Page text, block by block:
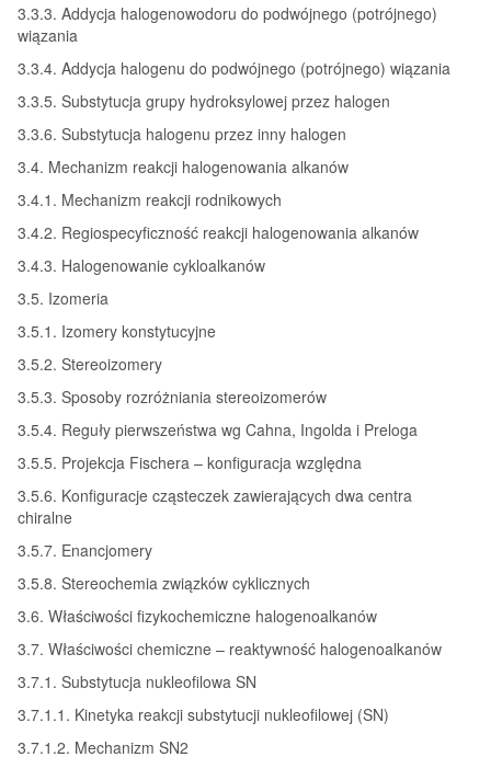
3.3.3. Addycja halogenowodoru do podwójnego (potrójnego)
wiązania
3.3.4. Addycja halogenu do podwójnego (potrójnego) wiązania
3.3.5. Substytucja grupy hydroksylowej przez halogen
3.3.6. Substytucja halogenu przez inny halogen
3.4. Mechanizm reakcji halogenowania alkanów
3.4.1. Mechanizm reakcji rodnikowych
3.4.2. Regiospecyficzność reakcji halogenowania alkanów
3.4.3. Halogenowanie cykloalkanów
3.5. Izomeria
3.5.1. Izomery konstytucyjne
3.5.2. Stereoizomery
3.5.3. Sposoby rozróżniania stereoizomerów
3.5.4. Reguły pierwszeństwa wg Cahna, Ingolda i Preloga
3.5.5. Projekcja Fischera – konfiguracja względna
3.5.6. Konfiguracje cząsteczek zawierających dwa centra
chiralne
3.5.7. Enancjomery
3.5.8. Stereochemia związków cyklicznych
3.6. Właściwości fizykochemiczne halogenoalkanów
3.7. Właściwości chemiczne – reaktywność halogenoalkanów
3.7.1. Substytucja nukleofilowa SN
3.7.1.1. Kinetyka reakcji substytucji nukleofilowej (SN)
3.7.1.2. Mechanizm SN2